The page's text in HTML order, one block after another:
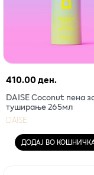
410.00 ден.
DAISE Coconut пена
туширање 265мл
DAISE
ДОДАЈ ВО